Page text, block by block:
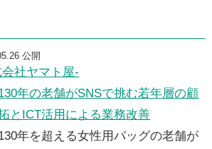
公開
社ヤマト屋-
年の老舗がSNSで挑む若年層の顧
とICT活用による業務改善
年を超える女性用バッグの老舗が